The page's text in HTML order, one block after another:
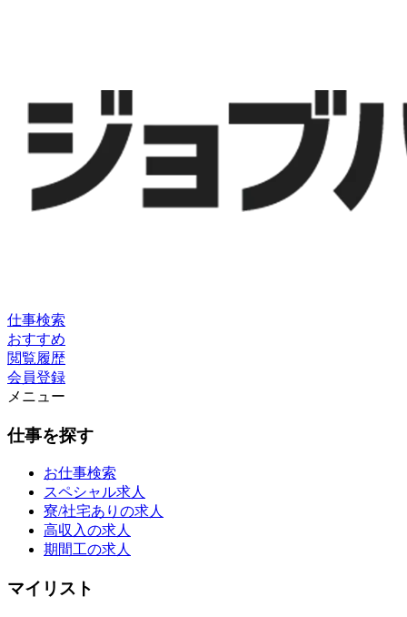
仕事検索
おすすめ
閲覧履歴
会員登録
メニュー
仕事を探す
お仕事検索
スペシャル求人
寮/社宅ありの求人
高収入の求人
期間工の求人
マイリスト